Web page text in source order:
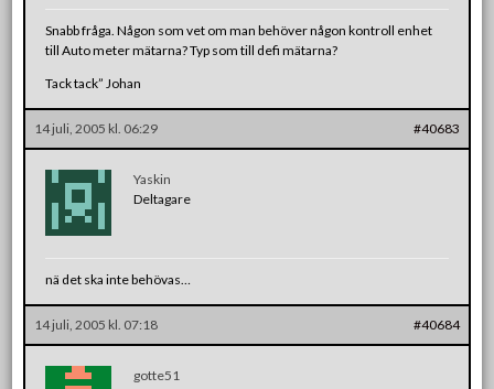
Snabb fråga. Någon som vet om man behöver någon kontroll enhet
till Auto meter mätarna? Typ som till defi mätarna?
Tack tack” Johan
14 juli, 2005 kl. 06:29 #40683
Yaskin
Deltagare
nä det ska inte behövas…
14 juli, 2005 kl. 07:18 #40684
gotte51